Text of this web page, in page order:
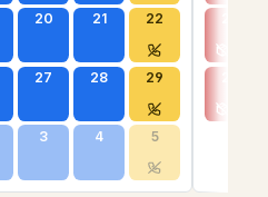
20 21 22
27 28 29
3 4 5